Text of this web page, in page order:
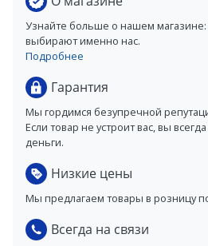
Узнайте больше о нашем
выбирают именно нас.
Подробнее
Гарантия
Мы гордимся безупречной
Если товар не устроит вас, вы
деньги.
Низкие цены
Мы предлагаем товары в розницу
Всегда на связи